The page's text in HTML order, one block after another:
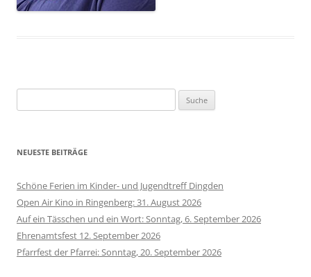
nach:
NEUESTE BEITRÄGE
Schöne Ferien im Kinder- und Jugendtreff Dingden
Open Air Kino in Ringenberg: 31. August 2026
Auf ein Tässchen und ein Wort: Sonntag, 6. September 2026
Ehrenamtsfest 12. September 2026
Pfarrfest der Pfarrei: Sonntag, 20. September 2026